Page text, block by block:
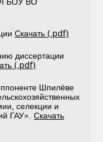
Скачать (.pdf)
диссертации
(.pdf)
Шпилёве
селекции и
ГАУ».Скачать